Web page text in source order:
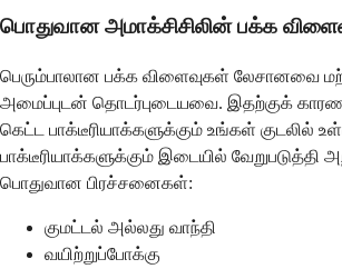
பொதுவானஅமாக்சிசிலின் பக்க
பெரும்பாலான பக்க விளைவுகள் லேசானவை
அமைப்புடன் தொடர்புடையவை. இதற்குக்
கெட்ட பாக்டீரியாக்களுக்கும் உங்கள் குடலில்
பாக்டீரியாக்களுக்கும் இடையில் வேறுபடுத்தி
பொதுவான பிரச்சனைகள்:
குமட்டல் அல்லது வாந்தி
வயிற்றுப்போக்கு